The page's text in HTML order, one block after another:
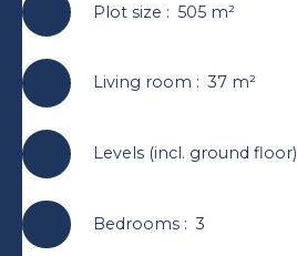
Plot size : 505 m²
Living room : 37 m²
Levels (incl. ground floor)
Bedrooms: 3